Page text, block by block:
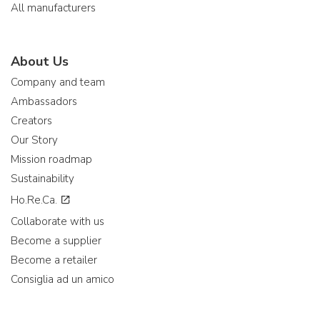
All manufacturers
About Us
Company and team
Ambassadors
Creators
Our Story
Mission roadmap
Sustainability
Ho.Re.Ca.
Collaborate with us
Become a supplier
Become a retailer
Consiglia ad un amico